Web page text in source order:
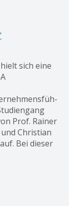
sich eine
Prof. Rainer
Christian
Bei dieser